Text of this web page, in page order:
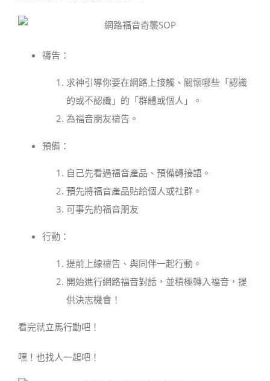
禱告：
求神引導你要在網路上接觸、關懷哪些「認識
的或不認識」的「群體或個人」。
為福音朋友禱告。
預備：
自己先看過福音產品、預備轉接語。
預先將福音產品貼給個人或社群。
可事先約福音朋友
行動：
提前上線禱告、與同伴一起行動。
開始進行網路福音對話，並積極轉入福音，提
供決志機會！
看完就立馬行動吧！
嘿！也找人一起吧！